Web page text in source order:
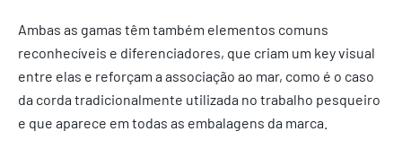
Ambas as gamas têm também elementos comuns
reconhecíveis e diferenciadores, que criam um key visual
entre elas e reforçam a associação ao mar, como é o caso
da corda tradicionalmente utilizada no trabalho pesqueiro
e que aparece em todas as embalagens da marca.